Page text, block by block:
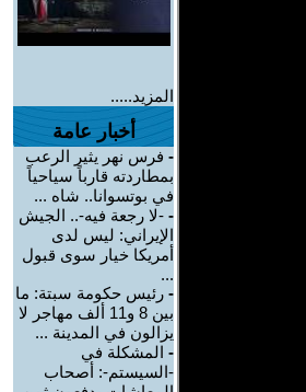
المزيد.....
أخبار عامة
- فرس نهر يثير الرعب
بمطاردته قارباً سياحياً
في بوتسوانا.. شاه ...
- -لا رجعة فيه-.. الجيش
الإيراني: ليس لدى
أمريكا خيار سوى قبول
...
- رئيس حكومة سبتة: ما
بين 8 و11 ألف مهاجر لا
يزالون في المدينة ...
- المشكلة في
-السيستم-: أصحاب